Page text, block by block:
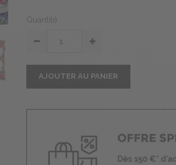
Quantité
AJOUTER AU PANIER